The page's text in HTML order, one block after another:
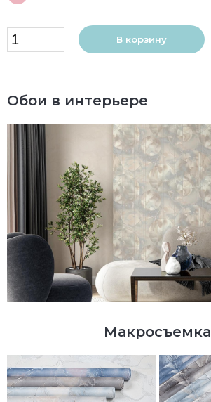
В корзину
Обои в интерьере
Макросъемка